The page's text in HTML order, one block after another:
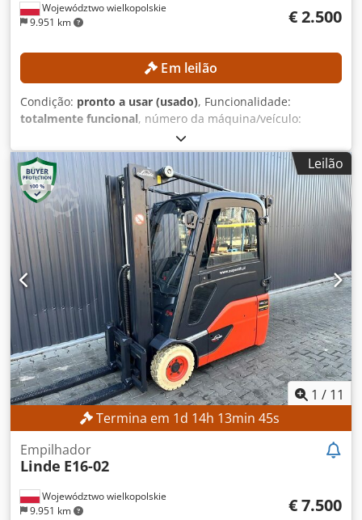
Województwo wielkopolskie
9.951 km
€ 2.500
Em leilão
Condição: pronto a usar (usado), Funcionalidade:
totalmente funcional, número da máquina/veículo:
2021
560 h, altura de elevação:2.800 mm, altura de construção:
1.950 mm , Sem preço mínimo – venda garantida ao
melhor lance! DETALHES TÉCNICOS Altura de elevação:
2.800 mm Altura total: 1.950 mm Dwjdjzrlw Aspfx Ahvea
DETALHES DA MÁQUINA Tipo de mastro: Mastro padrão
Tipo de bateria: Bateria de íon-lítio Horas de
funcionamento: 560 h EQUIPAMENTO Elevação inicial
Carregador Referência externa: SL1145SP
Leilão
1 / 11
Termina em 1d 14h 13min 42s
Województwo wielkopolskie
9.951 km
Empilhador
Linde E16-02
€ 7.500